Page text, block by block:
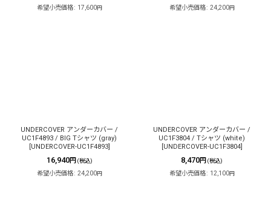
希望小売価格: 17,600円 希望小売価格: 24,200円
UNDERCOVER アンダーカバー /
UC1F4893 / BIG Tシャツ (gray)
UNDERCOVER-UC1F4893]
16,940円 (税込)
希望小売価格: 24,200円
UNDERCOVER アンダーカバー /
UC1F3804 / Tシャツ (white)
UNDERCOVER-UC1F3804]
8,470円 (税込)
希望小売価格: 12,100円